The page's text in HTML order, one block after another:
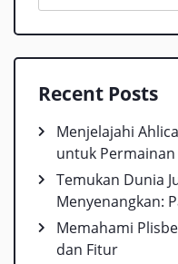
Recent Posts
Menjelajahi
untuk
Temukan Dunia
Menyenangkan:
Memahami
dan Fitur